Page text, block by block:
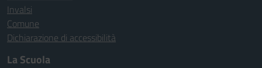
Invalsi
Comune
Dichiarazione di accessibilità
La Scuola